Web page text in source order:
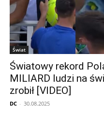
Świat
Światowy rekord
MILIARD ludzi na
zrobił [VIDEO]
DC - 30.08.2025